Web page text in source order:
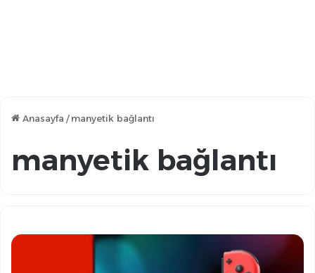
Anasayfa / manyetik bağlantı
manyetik bağlantı